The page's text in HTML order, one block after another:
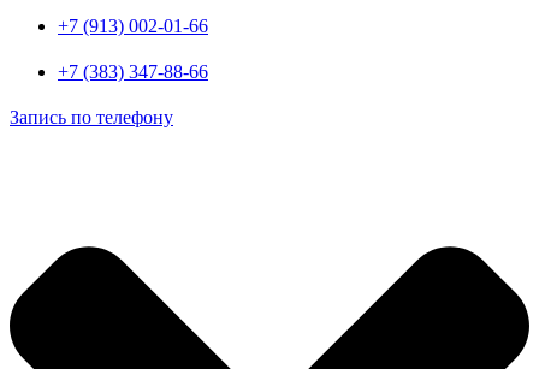
+7 (913) 002-01-66
+7 (383) 347-88-66
Запись по телефону